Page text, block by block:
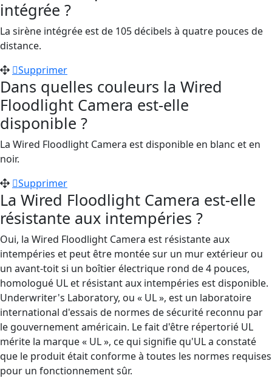
intégrée ?
La sirène intégrée est de 105 décibels à quatre pouces de
distance.
Supprimer
Dans quelles couleurs la Wired
Floodlight Camera est-elle
disponible ?
La Wired Floodlight Camera est disponible en blanc et en
noir.
Supprimer
La Wired Floodlight Camera est-elle
résistante aux intempéries ?
Oui, la Wired Floodlight Camera est résistante aux
intempéries et peut être montée sur un mur extérieur ou
un avant-toit si un boîtier électrique rond de 4 pouces,
homologué UL et résistant aux intempéries est disponible.
Underwriter's Laboratory, ou « UL », est un laboratoire
international d'essais de normes de sécurité reconnu par
le gouvernement américain. Le fait d'être répertorié UL
mérite la marque « UL », ce qui signifie qu'UL a constaté
que le produit était conforme à toutes les normes requises
pour un fonctionnement sûr.